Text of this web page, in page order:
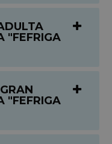
"FEFRIGA
"FEFRIGA